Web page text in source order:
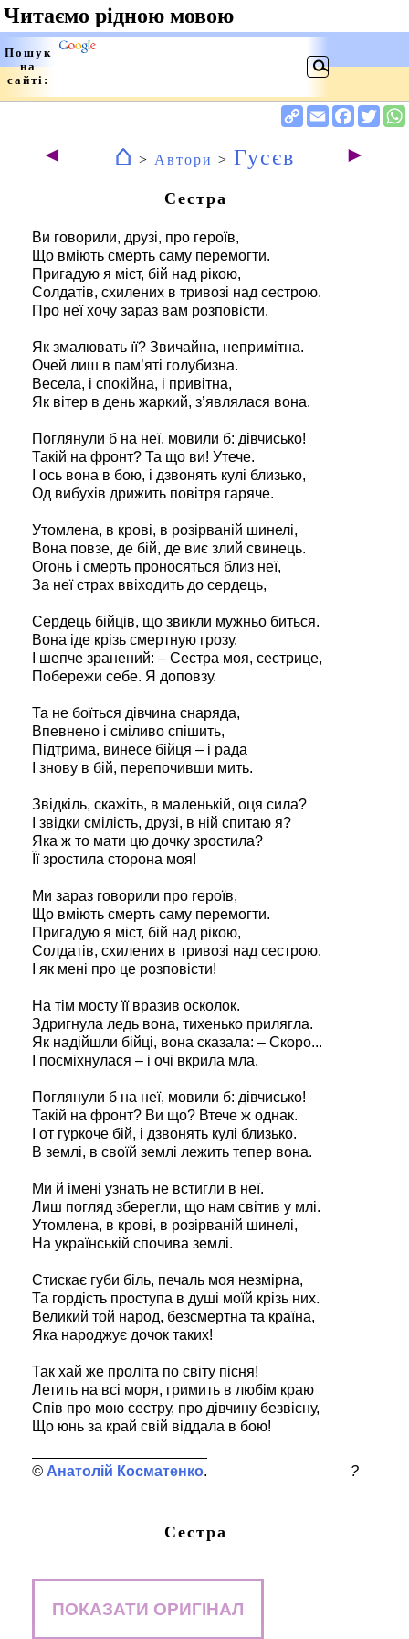
◄ ⌂ > Автори > Гусєв ►
Сестра
Ви говорили, друзі, про героїв,
Що вміють смерть саму перемогти.
Пригадую я міст, бій над рікою,
Солдатів, схилених в тривозі над сестрою.
Про неї хочу зараз вам розповісти.
Як змалювать її? Звичайна, непримітна.
Очей лиш в пам’яті голубизна.
Весела, і спокійна, і привітна,
Як вітер в день жаркий, з’являлася вона.
Поглянули б на неї, мовили б: дівчисько!
Такій на фронт? Та що ви! Утече.
І ось вона в бою, і дзвонять кулі близько,
Од вибухів дрижить повітря гаряче.
Утомлена, в крові, в розірваній шинелі,
Вона повзе, де бій, де виє злий свинець.
Огонь і смерть проносяться близ неї,
За неї страх ввіходить до сердець,
Сердець бійців, що звикли мужньо биться.
Вона іде крізь смертную грозу.
І шепче зранений: – Сестра моя, сестрице,
Побережи себе. Я доповзу.
Та не боїться дівчина снаряда,
Впевнено і сміливо спішить,
Підтрима, винесе бійця – і рада
І знову в бій, перепочивши мить.
Звідкіль, скажіть, в маленькій, оця сила?
І звідки смілість, друзі, в ній спитаю я?
Яка ж то мати цю дочку зростила?
Її зростила сторона моя!
Ми зараз говорили про героїв,
Що вміють смерть саму перемогти.
Пригадую я міст, бій над рікою,
Солдатів, схилених в тривозі над сестрою.
І як мені про це розповісти!
На тім мосту її вразив осколок.
Здригнула ледь вона, тихенько прилягла.
Як надійшли бійці, вона сказала: – Скоро...
І посміхнулася – і очі вкрила мла.
Поглянули б на неї, мовили б: дівчисько!
Такій на фронт? Ви що? Втече ж однак.
І от гуркоче бій, і дзвонять кулі близько.
В землі, в своїй землі лежить тепер вона.
Ми й імені узнать не встигли в неї.
Лиш погляд зберегли, що нам світив у млі.
Утомлена, в крові, в розірваній шинелі,
На українській спочива землі.
Стискає губи біль, печаль моя незмірна,
Та гордість проступа в душі моїй крізь них.
Великий той народ, безсмертна та країна,
Яка народжує дочок таких!
Так хай же проліта по світу пісня!
Летить на всі моря, гримить в любім краю
Спів про мою сестру, про дівчину безвісну,
Що юнь за край свій віддала в бою!
Анатолій Косматенко ?
Сестра
ПОКАЗАТИ ОРИГІНАЛ